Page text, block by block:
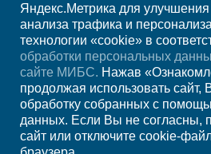
+7 (3532)
ежедн. 7.00-
Регион
Записаться
прием
Яндекс.Метрика для
анализа трафика и
технологии «cookie» в
обработки персональных
сайте МИБС. Нажав
продолжая использовать сайт,
обработку собранных с
данных. Если Вы не согласны,
сайт или отключите cookie-